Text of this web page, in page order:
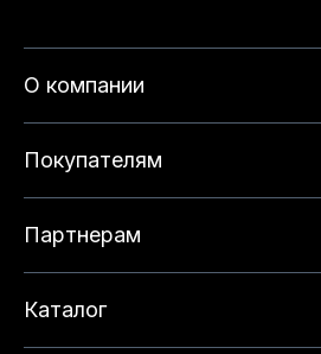
О компании
Покупателям
Партнерам
Каталог